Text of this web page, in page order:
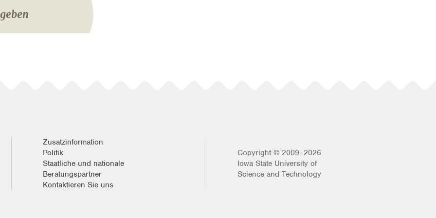
Zusatzinformation
Politik
Staatliche und nationale
Beratungspartner
Kontaktieren Sie uns
Copyright © 2009–2026
Iowa State University of
Science and Technology